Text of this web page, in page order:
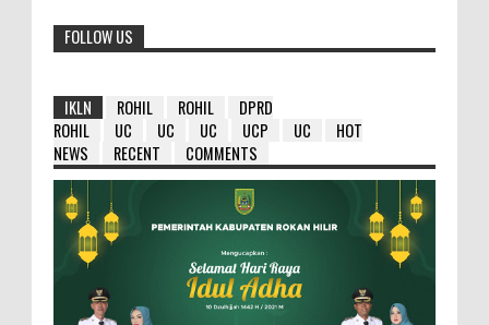
FOLLOW US
IKLN ROHIL ROHIL
DPRD
ROHIL
UC UC UC UCP UC
HOT
NEWS
RECENT COMMENTS